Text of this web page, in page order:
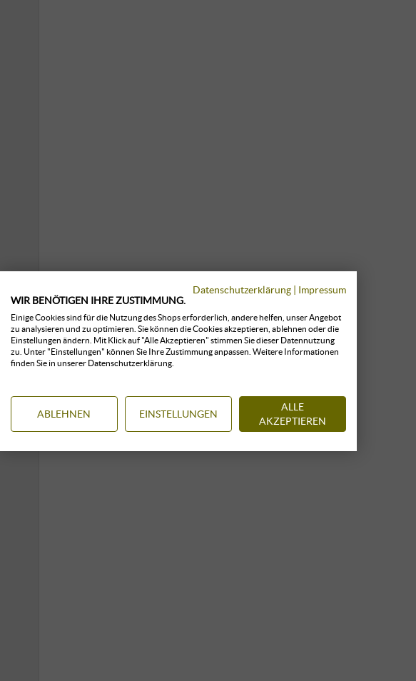
Datenschutzerklärung | Impressum
WIR BENÖTIGEN IHRE ZUSTIMMUNG.
Einige Cookies sind für die Nutzung des Shops erforderlich, andere helfen, unser Angebot
zu analysieren und zu optimieren. Sie können die Cookies akzeptieren, ablehnen oder die
Einstellungen ändern. Mit Klick auf "Alle Akzeptieren" stimmen Sie dieser Datennutzung
zu. Unter "Einstellungen" können Sie Ihre Zustimmung anpassen. Weitere Informationen
finden Sie in unserer Datenschutzerklärung.
ABLEHNEN EINSTELLUNGEN
ALLE
AKZEPTIEREN